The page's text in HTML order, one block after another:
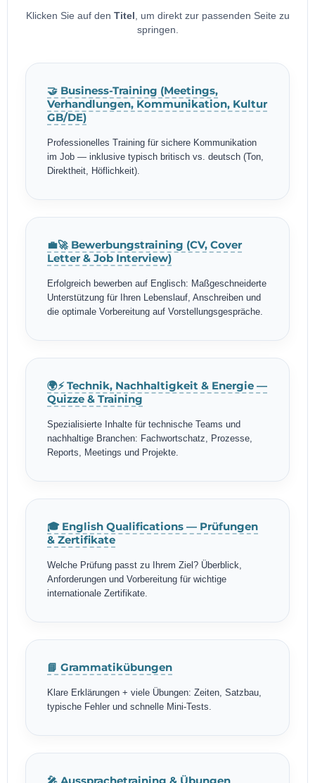
Klicken Sie auf den Titel , um direkt zur passenden Seite zu
springen.
🤝 Business-Training (Meetings,
Verhandlungen, Kommunikation, Kultur
GB/DE)
Professionelles Training für sichere Kommunikation
im Job — inklusive typisch britisch vs. deutsch (Ton,
Direktheit, Höflichkeit).
💼🚀 Bewerbungstraining (CV, Cover
Letter & Job Interview)
Erfolgreich bewerben auf Englisch: Maßgeschneiderte
Unterstützung für Ihren Lebenslauf, Anschreiben und
die optimale Vorbereitung auf Vorstellungsgespräche.
🌍⚡ Technik, Nachhaltigkeit & Energie —
Quizze & Training
Spezialisierte Inhalte für technische Teams und
nachhaltige Branchen: Fachwortschatz, Prozesse,
Reports, Meetings und Projekte.
🎓 English Qualifications — Prüfungen
& Zertifikate
Welche Prüfung passt zu Ihrem Ziel? Überblick,
Anforderungen und Vorbereitung für wichtige
internationale Zertifikate.
📘 Grammatikübungen
Klare Erklärungen + viele Übungen: Zeiten, Satzbau,
typische Fehler und schnelle Mini-Tests.